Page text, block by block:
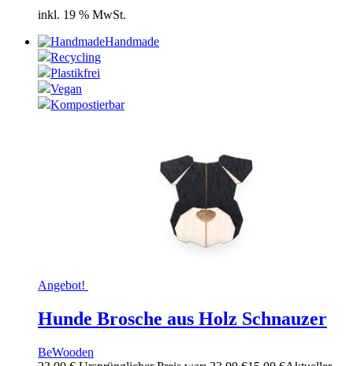
inkl. 19 % MwSt.
Handmade
Recycling
Plastikfrei
Vegan
Kompostierbar
Angebot!
Hunde Brosche aus Holz Schnauzer
BeWooden